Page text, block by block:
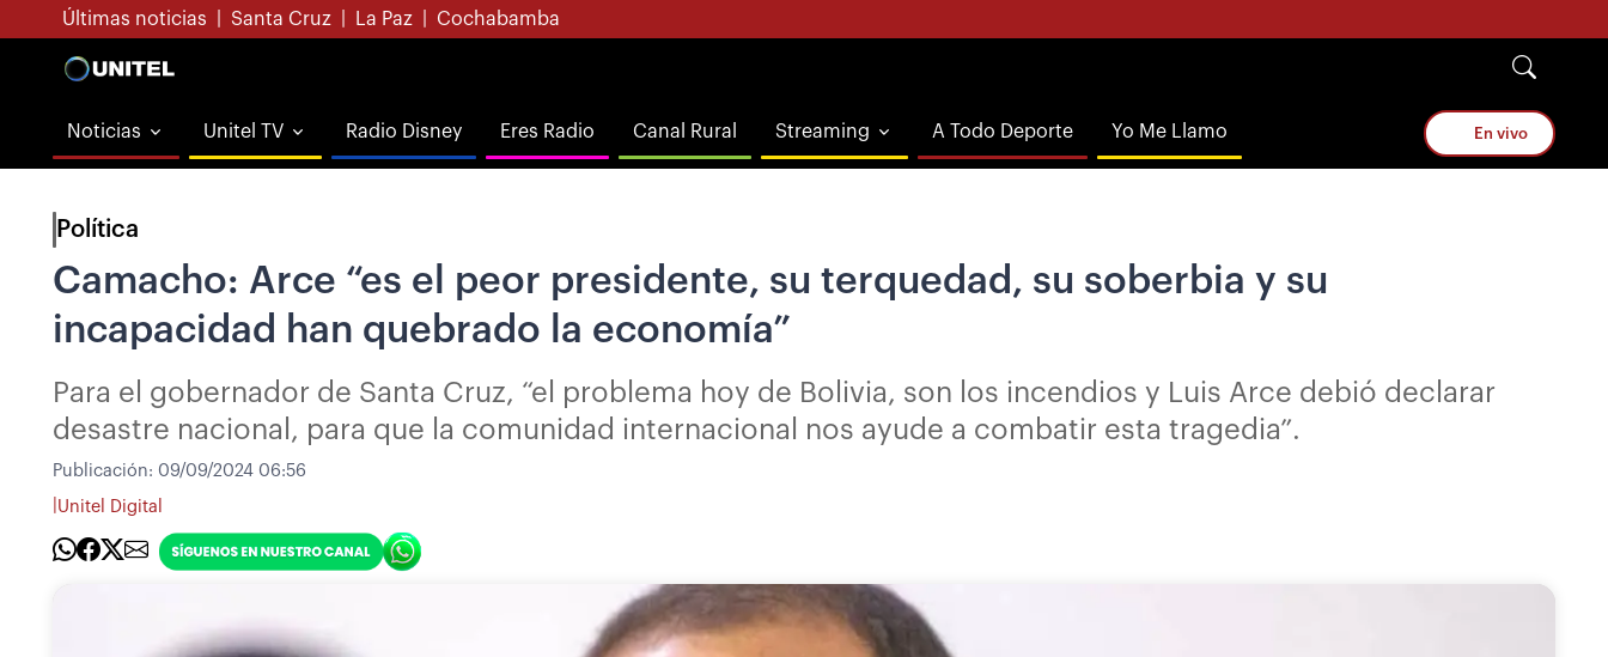
Últimas noticias Santa Cruz La Paz Cochabamba
Noticias Unitel TV Radio Disney Eres Radio Canal Rural Streaming A Todo Deporte Yo Me Llamo En vivo
Política
Camacho: Arce “es el peor presidente, su terquedad, su soberbia y su
incapacidad han quebrado la economía”
Para el gobernador de Santa Cruz, “el problema hoy de Bolivia, son los incendios y Luis Arce debió declarar
desastre nacional, para que la comunidad internacional nos ayude a combatir esta tragedia”.
Publicación: 09/09/2024 06:56
Unitel Digital